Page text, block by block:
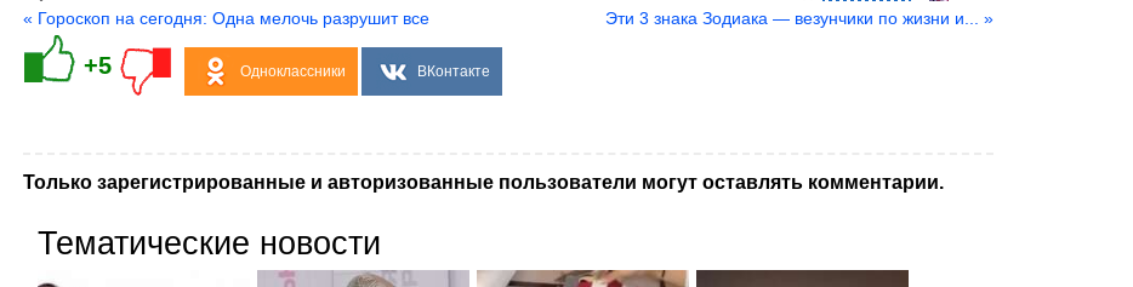
« Гороскоп на сегодня: Одна мелочь разрушит все Эти 3 знака Зодиака — везунчики по жизни и... »
+5 Одноклассники ВКонтакте
Только зарегистрированные и авторизованные пользователи могут оставлять комментарии.
Тематические новости